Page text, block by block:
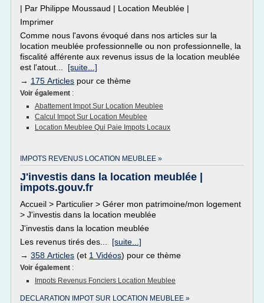
| Par Philippe Moussaud | Location Meublée |
Imprimer
Comme nous l'avons évoqué dans nos articles sur la
location meublée professionnelle ou non professionnelle, la
fiscalité afférente aux revenus issus de la location meublée
est l'atout... [suite...]
→ 175 Articles pour ce thème
Voir également :
Abattement Impot Sur Location Meublee
Calcul Impot Sur Location Meublee
Location Meublee Qui Paie Impots Locaux
IMPOTS REVENUS LOCATION MEUBLEE »
J'investis dans la location meublée |
impots.gouv.fr
Accueil > Particulier > Gérer mon patrimoine/mon logement
> J'investis dans la location meublée
J'investis dans la location meublée
Les revenus tirés des... [suite...]
→ 358 Articles (et 1 Vidéos) pour ce thème
Voir également :
Impots Revenus Fonciers Location Meublee
DECLARATION IMPOT SUR LOCATION MEUBLEE »